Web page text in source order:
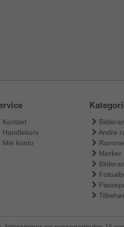
Kontakt
Handlekurv
Min konto
Andre
Merker